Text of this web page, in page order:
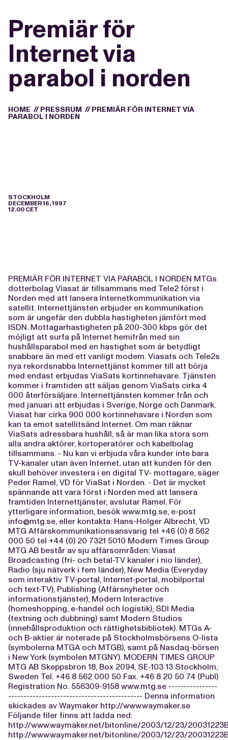
Premiär för
Internet via
parabol i norden
HOME // PRESSRUM // PREMIÄR FÖR INTERNET VIA
PARABOL I NORDEN
STOCKHOLM
DECEMBER 16, 1997
12.00 CET
PREMIÄR FÖR INTERNET VIA PARABOL I NORDEN MTGs
dotterbolag Viasat är tillsammans med Tele2 först i
Norden med att lansera Internetkommunikation via
satellit. Internettjänsten erbjuder en kommunikation
som är ungefär den dubbla hastigheten jämfört med
ISDN. Mottagarhastigheten på 200-300 kbps gör det
möjligt att surfa på Internet hemifrån med sin
hushållsparabol med en hastighet som är betydligt
snabbare än med ett vanligt modem. Viasats och Tele2s
nya rekordsnabba Internettjänst kommer till att börja
med endast erbjudas ViaSats kortinnehavare. Tjänsten
kommer i framtiden att säljas genom ViaSats cirka 4
000 återförsäljare. Internettjänsten kommer från och
med januari att erbjudas i Sverige, Norge och Danmark.
Viasat har cirka 900 000 kortinnehavare i Norden som
kan ta emot satellitsänd Internet. Om man räknar
ViaSats adressbara hushåll, så är man lika stora som
alla andra aktörer, kortoperatörer och kabelbolag
tillsammans. - Nu kan vi erbjuda våra kunder inte bara
TV-kanaler utan även Internet, utan att kunden för den
skull behöver investera i en digital TV- mottagare, säger
Peder Ramel, VD för ViaSat i Norden. - Det är mycket
spännande att vara först i Norden med att lansera
framtiden Internettjänster, avslutar Ramel. För
ytterligare information, besök www.mtg.se, e-post
info@mtg.se, eller kontakta: Hans-Holger Albrecht, VD
MTG Affärskommunikationsansvarig tel +46 (0) 8 562
000 50 tel +44 (0) 20 7321 5010 Modern Times Group
MTG AB består av sju affärsområden: Viasat
Broadcasting (fri- och betal-TV kanaler i nio länder),
Radio (sju nätverk i fem länder), New Media (Everyday
som interaktiv TV-portal, Internet-portal, mobilportal
och text-TV), Publishing (Affärsnyheter och
informationstjänster), Modern Interactive
(homeshopping, e-handel och logistik), SDI Media
(textning och dubbning) samt Modern Studios
(innehållsproduktion och rättighetsbibliotek). MTGs A-
och B-aktier är noterade på Stockholmsbörsens O-lista
(symbolerna MTGA och MTGB), samt på Nasdaq-börsen
i New York (symbolen MTGNY). MODERN TIMES GROUP
MTG AB Skeppsbron 18, Box 2094, SE-103 13 Stockholm,
Sweden Tel. +46 8 562 000 50 Fax. +46 8 20 50 74 (Publ)
Registration No. 556309-9158 www.mtg.se ----------------
-------------------------------------------- Denna information
skickades av Waymaker http://www.waymaker.se
Följande filer finns att ladda ned:
http://www.waymaker.net/bitonline/2003/12/23/
http://www.waymaker.net/bitonline/2003/12/23/